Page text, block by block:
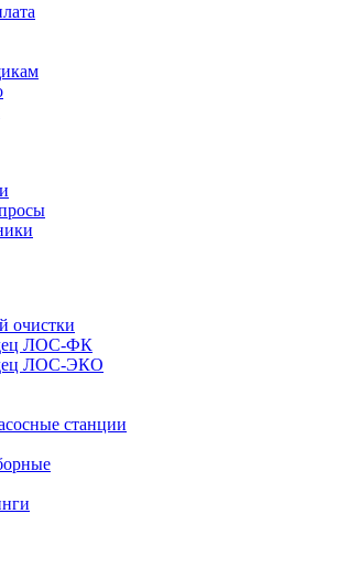
очистки
ЛОС-ФК
ЛОС-ЭКО
станции